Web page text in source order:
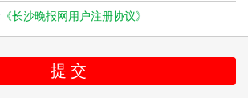
《长沙晚报网用户注册协议》
提 交